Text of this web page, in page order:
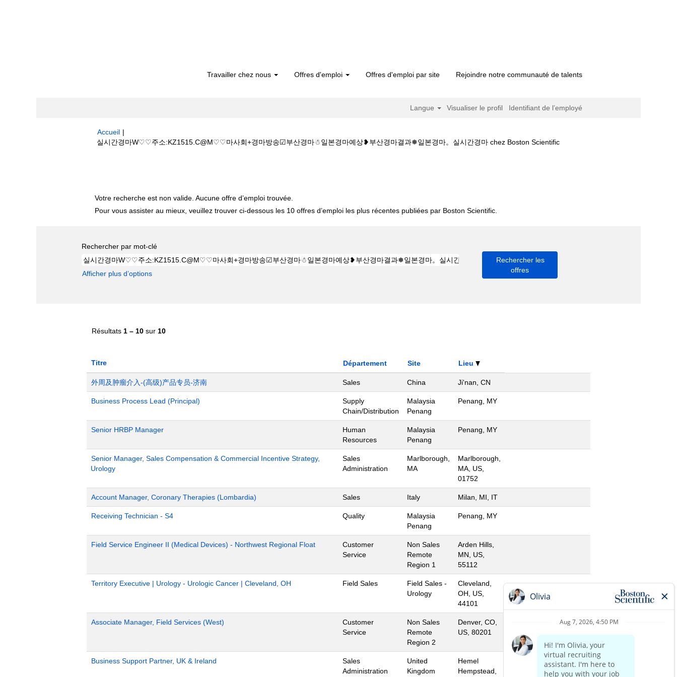
Travailler chez nous Offres d'emploi Offres d'emploi par site Rejoindre notre communauté de talents
Langue Visualiser le profil Identifiant de l’employé
Accueil |
실시간경마W♡♡주소:KZ1515.C@M♡♡마사회+경마방송☑부산경마☃일본경마예상❥부산경마결과❅일본경마。실시간경마 chez Boston Scientific(page
Votre recherche est non valide. Aucune offre d’emploi trouvée.
Pour vous assister au mieux, veuillez trouver ci-dessous les 10 offres d’emploi les plus récentes publiées par Boston Scientific.
Rechercher par mot-clé
Afficher plus d’options
Résultats 1 – 10 sur 10
Titre Département Site Lieu
外周及肿瘤介入-(高级)产品专员-济南 Sales China Ji'nan, CN
Business Process Lead (Principal)
Supply
Chain/Distribution
Malaysia
Penang
Penang, MY
Senior HRBP Manager
Human
Resources
Malaysia
Penang
Penang, MY
Senior Manager, Sales Compensation & Commercial Incentive Strategy,
Urology
Sales
Administration
Marlborough,
MA
Marlborough,
MA, US,
01752
Account Manager, Coronary Therapies (Lombardia) Sales Italy Milan, MI, IT
Receiving Technician - S4 Quality
Malaysia
Penang
Penang, MY
Field Service Engineer II (Medical Devices) - Northwest Regional Float
Customer
Service
Non Sales
Remote
Region 1
Arden Hills,
MN, US,
55112
Territory Executive | Urology - Urologic Cancer | Cleveland, OH Field Sales
Field Sales -
Urology
Cleveland,
OH, US,
44101
Associate Manager, Field Services (West)
Customer
Service
Non Sales
Remote
Region 2
Denver, CO,
US, 80201
Business Support Partner, UK & Ireland
Sales
Administration
United
Kingdom
Hemel
Hempstead,